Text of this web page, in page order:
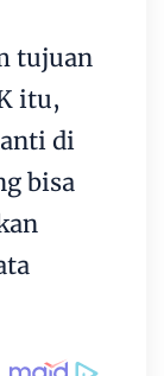
tujuan
itu,
di
bisa